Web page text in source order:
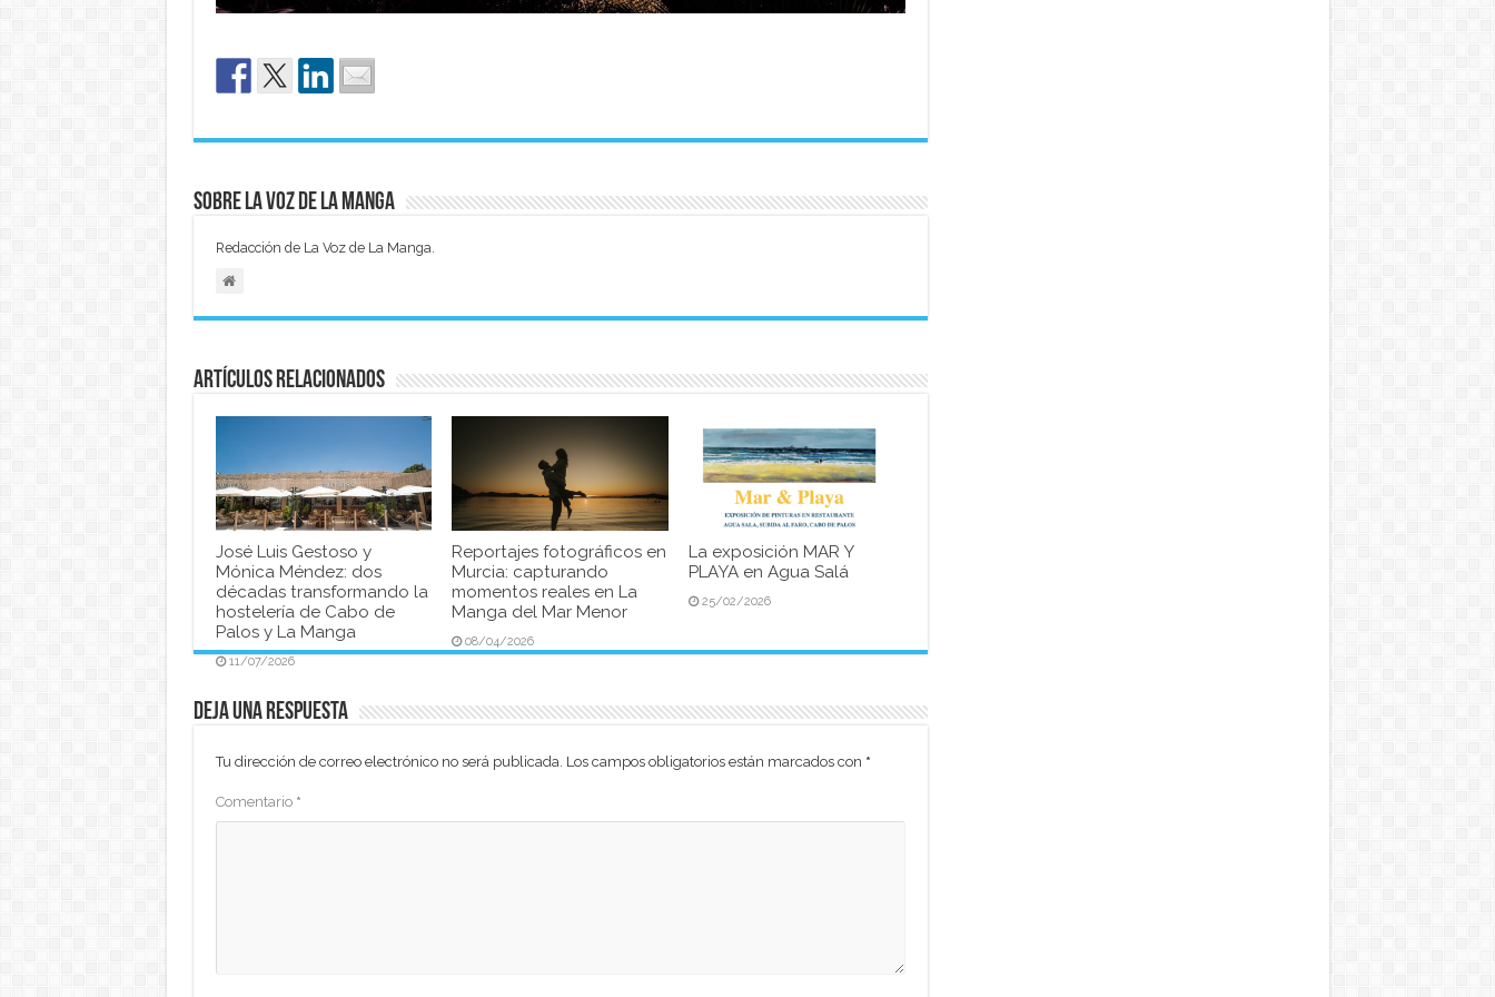
Sobre La Voz de La Manga
Redacción de La Voz de La Manga.
Artículos relacionados
José Luis Gestoso y
Mónica Méndez: dos
décadas transformando la
hostelería de Cabo de
Palos y La Manga
11/07/2026
Reportajes fotográficos en
Murcia: capturando
momentos reales en La
Manga del Mar Menor
08/04/2026
La exposición MAR Y
PLAYA en Agua Salá
25/02/2026
Deja una respuesta
Tu dirección de correo electrónico no será publicada. Los campos obligatorios están marcados con *
Comentario *